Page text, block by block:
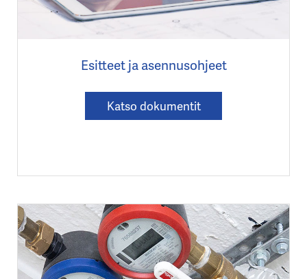
Esitteet ja asennusohjeet
Katso dokumentit